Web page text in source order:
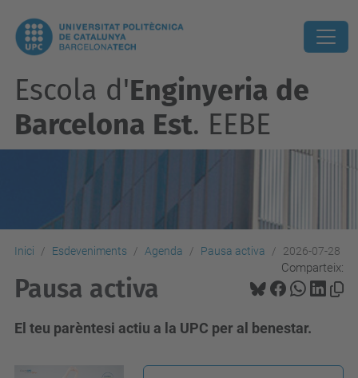
Escola d'Enginyeria de
Barcelona Est. EEBE
Inici Esdeveniments Agenda Pausa activa 2026-07-28
Comparteix:
Pausa activa
El teu parèntesi actiu a la UPC per al benestar.